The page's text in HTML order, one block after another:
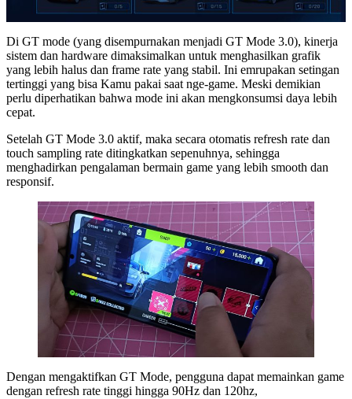
Di GT mode (yang disempurnakan menjadi GT Mode 3.0), kinerja
sistem dan hardware dimaksimalkan untuk menghasilkan grafik
yang lebih halus dan frame rate yang stabil. Ini emrupakan setingan
tertinggi yang bisa Kamu pakai saat nge-game. Meski demikian
perlu diperhatikan bahwa mode ini akan mengkonsumsi daya lebih
cepat.
Setelah GT Mode 3.0 aktif, maka secara otomatis refresh rate dan
touch sampling rate ditingkatkan sepenuhnya, sehingga
menghadirkan pengalaman bermain game yang lebih smooth dan
responsif.
Dengan mengaktifkan GT Mode, pengguna dapat memainkan game
dengan refresh rate tinggi hingga 90Hz dan 120hz,